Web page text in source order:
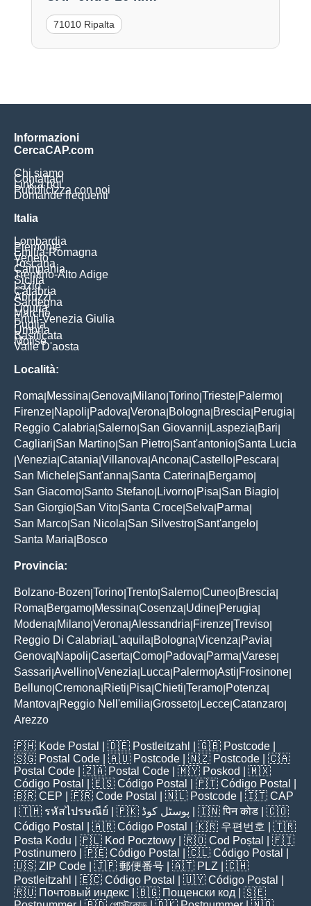
71010 Ripalta
Informazioni
CercaCAP.com
Chi siamo
Contattaci
Link a noi
Pubblicizza con noi
Domande frequenti
Italia
Lombardia
Piemonte
Emilia-Romagna
Veneto
Toscana
Campania
Trentino-Alto Adige
Sicilia
Lazio
Calabria
Abruzzi
Sardegna
Liguria
Marche
Friuli-Venezia Giulia
Puglia
Umbria
Basilicata
Molise
Valle D'aosta
Località:
Roma Messina Genova Milano Torino Trieste Palermo
Firenze Napoli Padova Verona Bologna Brescia Perugia
Reggio Calabria Salerno San Giovanni Laspezia Bari
Cagliari San Martino San Pietro Sant'antonio Santa Lucia
Venezia Catania Villanova Ancona Castello Pescara
San Michele Sant'anna Santa Caterina Bergamo
San Giacomo Santo Stefano Livorno Pisa San Biagio
San Giorgio San Vito Santa Croce Selva Parma
San Marco San Nicola San Silvestro Sant'angelo
Santa Maria Bosco
Provincia:
Bolzano-Bozen Torino Trento Salerno Cuneo Brescia
Roma Bergamo Messina Cosenza Udine Perugia
Modena Milano Verona Alessandria Firenze Treviso
Reggio Di Calabria L'aquila Bologna Vicenza Pavia
Genova Napoli Caserta Como Padova Parma Varese
Sassari Avellino Venezia Lucca Palermo Asti Frosinone
Belluno Cremona Rieti Pisa Chieti Teramo Potenza
Mantova Reggio Nell'emilia Grosseto Lecce Catanzaro
Arezzo
🇵🇭 Kode Postal | 🇩🇪 Postleitzahl | 🇬🇧 Postcode
🇸🇬 Postal Code | 🇦🇺 Postcode | 🇳🇿 Postcode | 🇨🇦
Postal Code | 🇿🇦 Postal Code | 🇲🇾 Poskod
| 🇲🇽
Código Postal
| 🇪🇸 Código Postal | 🇵🇹 Código Postal
🇧🇷 CEP | 🇫🇷 Code Postal | 🇳🇱 Postcode | 🇮🇹 CAP
| 🇹🇭 รหัสไปรษณีย์ | 🇵🇰 پوسٹل کوڈ | 🇮🇳पिन कोड | 🇨🇴
Código Postal
| 🇦🇷 Código Postal | 🇰🇷 우편번호
| 🇹🇷
Posta Kodu | 🇵🇱 Kod Pocztowy | 🇷🇴 Cod Poștal
| 🇫🇮
Postinumero | 🇵🇪 Código Postal | 🇨🇱 Código Postal
🇺🇸 ZIP Code | 🇯🇵 郵便番号 | 🇦🇹 PLZ | 🇨🇭
Postleitzahl
| 🇪🇨 Código Postal | 🇺🇾 Código Postal
🇷🇺 Почтовый индекс | 🇧🇬 Пощенски код | 🇸🇪